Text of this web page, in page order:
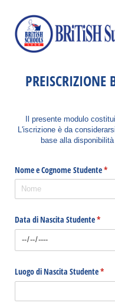
Il presente modulo
L'iscrizione è da
base alla
Nome e Cognome Studente*
Data di Nascita Studente*
Luogo di Nascita Studente*